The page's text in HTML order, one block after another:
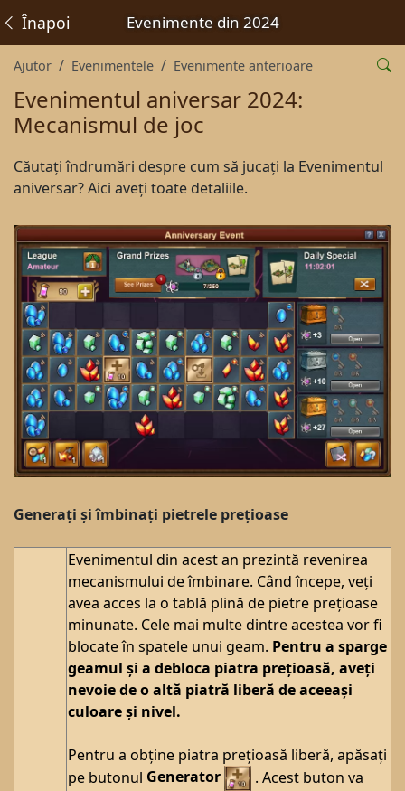
Evenimente din 2024
Înapoi
Ajutor Evenimentele Evenimente anterioare
Evenimentul aniversar 2024:
Mecanismul de joc
Căutați îndrumări despre cum să jucați la Evenimentul
aniversar? Aici aveți toate detaliile.
Generați și îmbinați pietrele prețioase
Evenimentul din acest an prezintă revenirea
mecanismului de îmbinare. Când începe, veți
avea acces la o tablă plină de pietre prețioase
minunate. Cele mai multe dintre acestea vor fi
blocate în spatele unui geam. Pentru a sparge
geamul și a debloca piatra prețioasă, aveți
nevoie de o altă piatră liberă de aceeași
culoare și nivel.
Pentru a obține piatra prețioasă liberă, apăsați
pe butonul Generator
. Acest buton va